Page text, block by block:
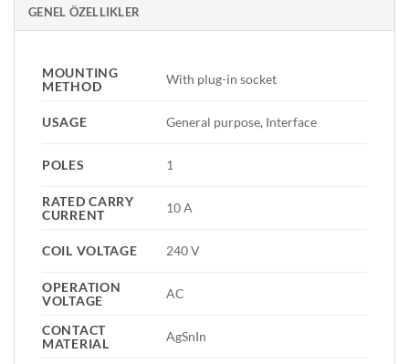
GENEL ÖZELLIKLER
MOUNTING
METHOD
With plug-in socket
USAGE General purpose, Interface
POLES 1
RATED CARRY
CURRENT
10 A
COIL VOLTAGE 240 V
OPERATION
VOLTAGE
AC
CONTACT
MATERIAL
AgSnIn